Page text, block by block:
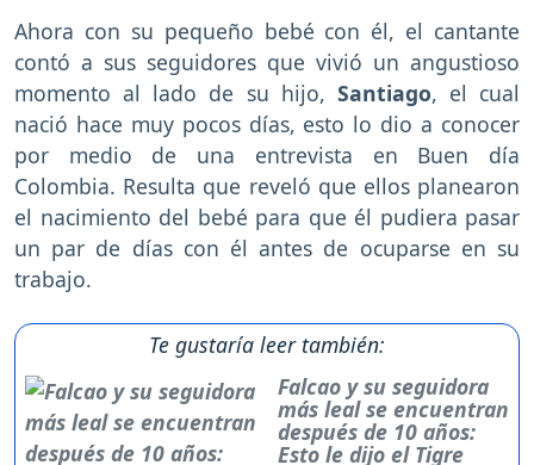
Ahora con su pequeño bebé con él, el cantante
contó a sus seguidores que vivió un angustioso
momento al lado de su hijo, Santiago, el cual
nació hace muy pocos días, esto lo dio a conocer
por medio de una entrevista en Buen día
Colombia. Resulta que reveló que ellos planearon
el nacimiento del bebé para que él pudiera pasar
un par de días con él antes de ocuparse en su
trabajo.
Te gustaría leer también:
Falcao y su seguidora
más leal se encuentran
después de 10 años:
Esto le dijo el Tigre